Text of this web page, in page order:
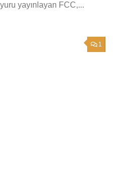
yayınlayan FCC,...
1